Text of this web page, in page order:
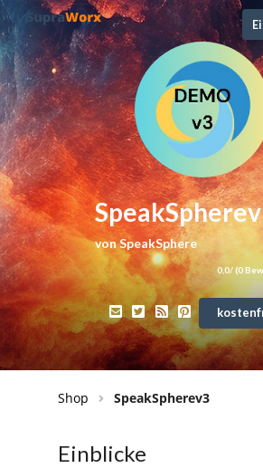
vonSpeakSphere
0,0/ (0
Shop SpeakSpherev3
Einblicke